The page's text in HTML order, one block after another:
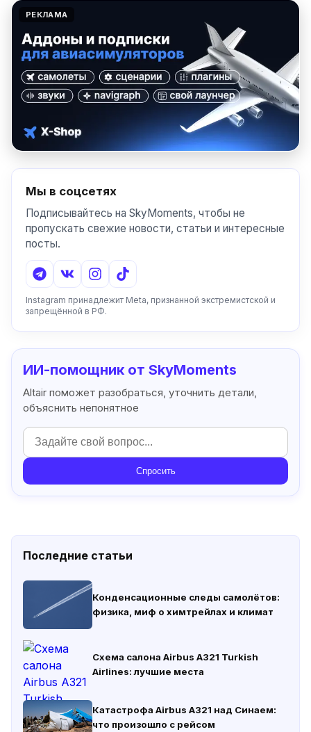
РЕКЛАМА
Мы в соцсетях
Подписывайтесь на SkyMoments, чтобы не
пропускать свежие новости, статьи и интересные
посты.
Instagram принадлежит Meta, признанной экстремистской и
запрещённой в РФ.
ИИ-помощник от SkyMoments
Altair поможет разобраться, уточнить детали,
объяснить непонятное
Спросить
Последние статьи
Конденсационные следы самолётов:
физика, миф о химтрейлах и климат
Схема салона Airbus A321 Turkish
Airlines: лучшие места
Катастрофа Airbus A321 над Синаем:
что произошло с рейсом